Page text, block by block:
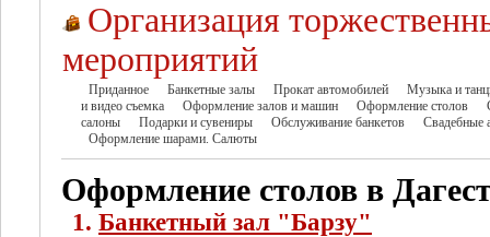
Организация
мероприятий
Приданное Банкетные залы Прокат автомобилей
Музыка и
и видео съемка
Оформление залов и машин Оформление столов
салоны
Подарки и сувениры Обслуживание банкетов
Свадебные
Оформление шарами. Салюты
Оформление столов в
1. Банкетный зал "Барзу"